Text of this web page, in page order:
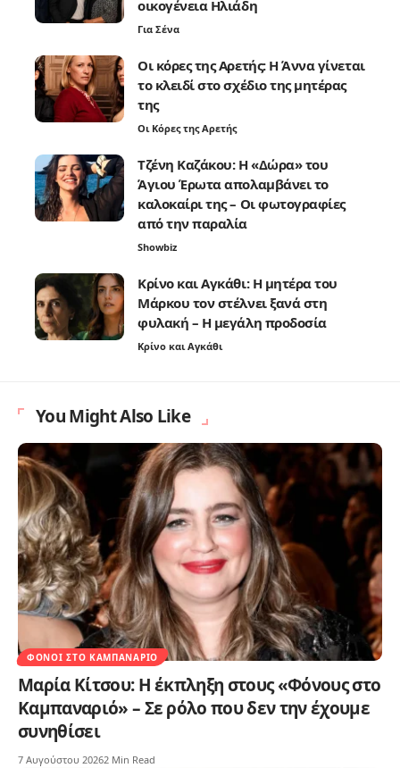
οικογένεια Ηλιάδη
Για Σένα
Οι κόρες της Αρετής: Η Άννα γίνεται
το κλειδί στο σχέδιο της μητέρας
της
Οι Κόρες της Αρετής
Τζένη Καζάκου: Η «Δώρα» του
Άγιου Έρωτα απολαμβάνει το
καλοκαίρι της – Οι φωτογραφίες
από την παραλία
Showbiz
Κρίνο και Αγκάθι: Η μητέρα του
Μάρκου τον στέλνει ξανά στη
φυλακή – Η μεγάλη προδοσία
Κρίνο και Αγκάθι
You Might Also Like
ΦΌΝΟΙ ΣΤΟ ΚΑΜΠΑΝΑΡΙΌ
Μαρία Κίτσου: Η έκπληξη στους «Φόνους στο
Καμπαναριό» – Σε ρόλο που δεν την έχουμε
συνηθίσει
7 Αυγούστου 20262 Min Read